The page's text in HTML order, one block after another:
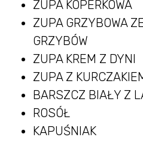
ZUPA KOPERKOWA
ZUPA GRZYBOWA
GRZYBÓW
ZUPA KREM Z DYNI
ZUPA Z
BARSZCZ BIAŁY Z
ROSÓŁ
KAPUŚNIAK